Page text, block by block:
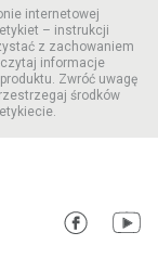
internetowej
– instrukcji
z zachowaniem
informacje
Zwróć uwagę
środków